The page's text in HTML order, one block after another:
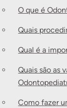
O que é
Quais
Qual é a
Quais são as
Como fazer